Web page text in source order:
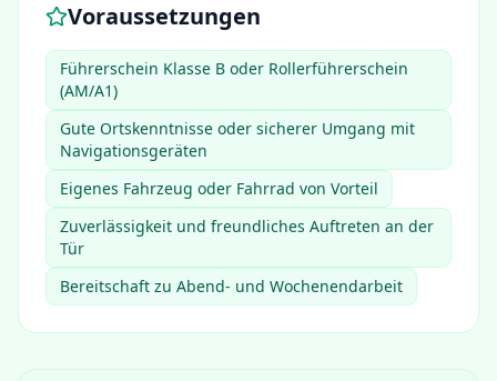
Voraussetzungen
Führerschein Klasse B oder Rollerführerschein
(AM/A1)
Gute Ortskenntnisse oder sicherer Umgang mit
Navigationsgeräten
Eigenes Fahrzeug oder Fahrrad von Vorteil
Zuverlässigkeit und freundliches Auftreten an der
Tür
Bereitschaft zu Abend- und Wochenendarbeit